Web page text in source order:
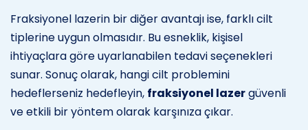
Fraksiyonel lazerin bir diğer avantajı ise, farklı cilt
tiplerine uygun olmasıdır. Bu esneklik, kişisel
ihtiyaçlara göre uyarlanabilen tedavi seçenekleri
sunar. Sonuç olarak, hangi cilt problemini
hedeflerseniz hedefleyin, fraksiyonel lazergüvenli
ve etkili bir yöntem olarak karşınıza çıkar.